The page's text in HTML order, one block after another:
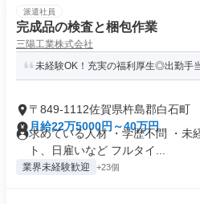
派遣社員
完成品の検査と梱包作業
三陽工業株式会社
未経験OK！充実の福利厚生◎出勤手
〒849-1112佐賀県杵島郡白石町
月給22万5000円～40万円
求めている人材 ・学歴不問 ・未
ト、日雇いなど フルタイ...
業界未経験歓迎 +23個